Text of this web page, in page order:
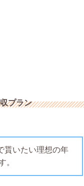
プラン
貰いたい理想の年
。